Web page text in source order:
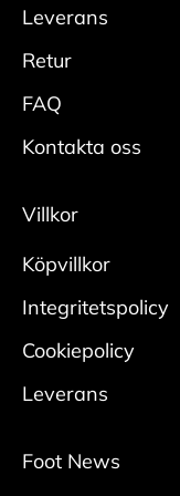
Leverans
Retur
FAQ
Kontakta oss
Villkor
Köpvillkor
Integritetspolicy
Cookiepolicy
Leverans
Foot News